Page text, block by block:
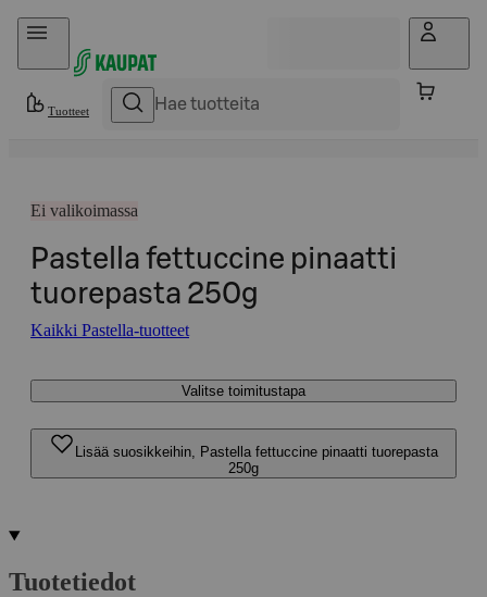
Hyppää sisältöön
Tuotteet
Ei valikoimassa
Pastella fettuccine pinaatti
tuorepasta 250g
Kaikki Pastella-tuotteet
Valitse toimitustapa
Lisää suosikkeihin, Pastella fettuccine pinaatti tuorepasta
250g
Tuotetiedot